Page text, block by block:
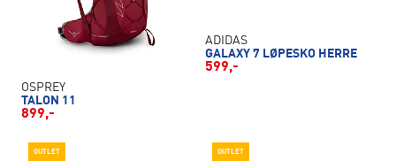
OSPREY
TALON 11
899,-
ADIDAS
GALAXY 7 LØPESKO HERRE
599,-
OUTLET OUTLET